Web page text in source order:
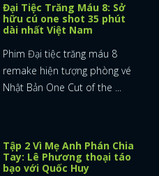
Đại Tiệc Trăng Máu 8: Sở
hữu cú one shot 35 phút
dài nhất Việt Nam
Phim Đại tiệc trăng máu 8
remake hiện tượng phòng vé
Nhật Bản One Cut of the ...
Tập 2 Vì Mẹ Anh Phán Chia
Tay: Lê Phương thoại táo
bạo với Quốc Huy